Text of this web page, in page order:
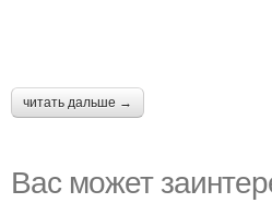
читать дальше →
Вас может